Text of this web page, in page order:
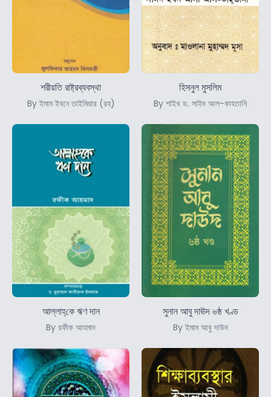
শরীয়তি রাষ্ট্রব্যবস্থা
By ইমাম ইবনে তাইমিয়ার (রহ)
হিসনুল মুসলিম
By শাইখ ড. সাইদ আল-কাহতানি
আল্লাহ্‌কে ঋণ দান
By রফীক আহমাদ
সুনান আবু দাঊদ ৬ষ্ঠ খণ্ড
By ইমাম আবু দাউদ